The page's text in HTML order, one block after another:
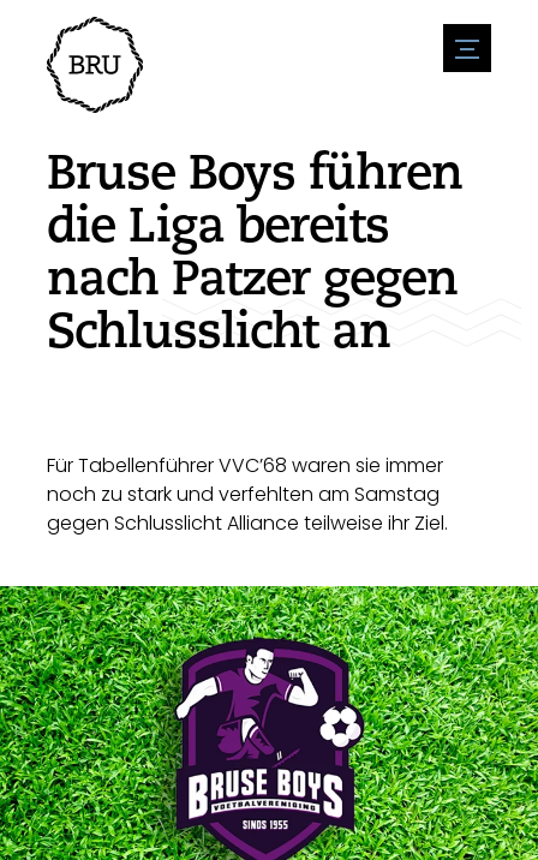
menu
Veranstaltungskalender
Veranstaltung anmelden
Übernachtung
Geschäfte
Natur & wasser
Sport
Sehenswürdigkeiten
Geschichte
Zugänglichkeit
Parken
Wohnumfeld
Um zu unternehmen
Stellenangebote
Stellenangebote veröffentlichen
Unternehmen
Nachrichtenübersicht
Neuigkeiten einreichen
Bruse Boys führen
die Liga bereits
nach Patzer gegen
Schlusslicht an
Für Tabellenführer VVC’68 waren sie immer
noch zu stark und verfehlten am Samstag
gegen Schlusslicht Alliance teilweise ihr Ziel.